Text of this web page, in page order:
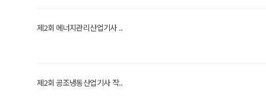
제2회 에너지관리산업기사 ..
제2회 공조냉동산업기사 작..